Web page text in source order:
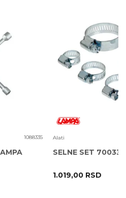
1088335 Alati
SELNE SET 70033
1.019,00 RSD